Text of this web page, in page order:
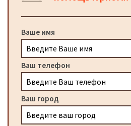
Ваше имя
Ваш телефон
Ваш город